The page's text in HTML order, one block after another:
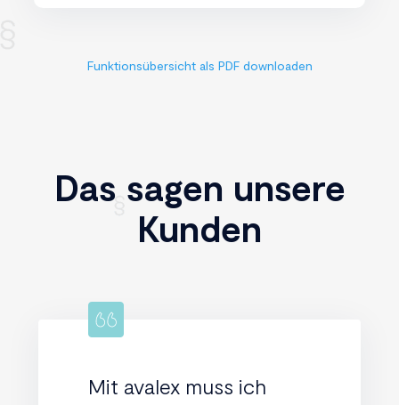
Funktionsübersicht als PDF downloaden
Das sagen unsere
Kunden
Mit avalex muss ich